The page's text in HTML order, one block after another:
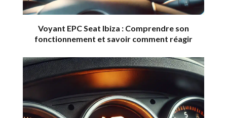
Voyant EPC Seat Ibiza : Comprendre son
fonctionnement et savoir comment réagir